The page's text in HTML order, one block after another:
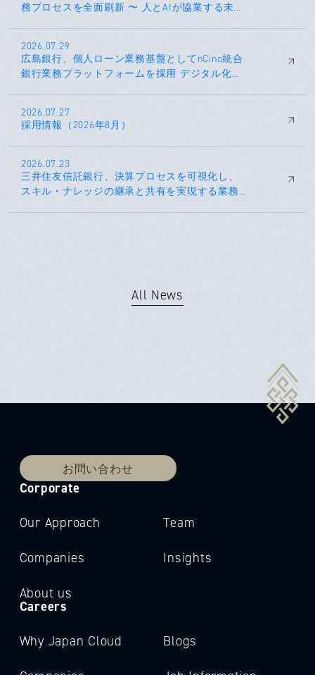
務プロセスを全面刷新 〜 人とAIが協業する未来
2026.07.29
広島銀行、個人ローン業務基盤としてnCino統合
銀行業務プラットフォームを採用 デジタル化に
2026.07.27
採用情報（2026年8月）
2026.07.23
三井住友信託銀行、決算プロセスを可視化し、
スキル・ナレッジの継承と共有を実現する業務
All News
お問い合わせ
Corporate
Our Approach
Companies
About us
Team
Insights
Careers
Why Japan Cloud Blogs